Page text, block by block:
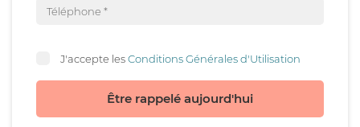
J'accepte lesConditions Générales d'Utilisation
Être rappelé aujourd'hui